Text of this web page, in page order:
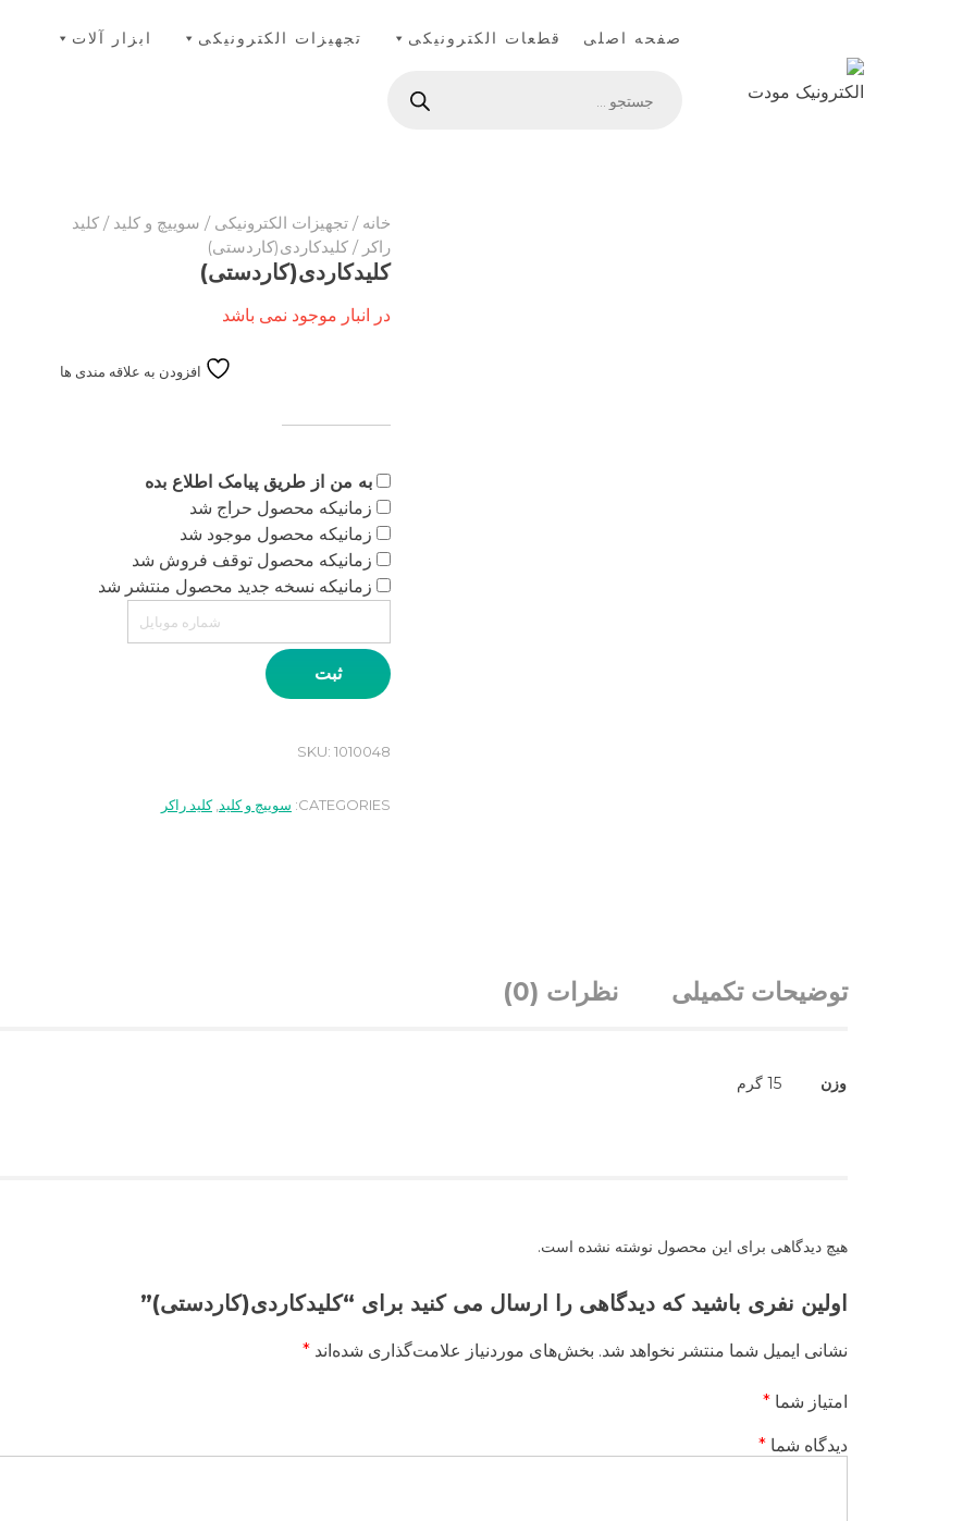
الکترونیک مودت
صفحه اصلی قطعات الکترونیکی تجهیزات الکترونیکی ابزار آلات
خانه / تجهیزات الکترونیکی / سوییچ و کلید / کلید
راکر / کلیدکاردی(کاردستی)
کلیدکاردی(کاردستی)
در انبار موجود نمی باشد
افزودن به علاقه مندی ها
به من از طریق پیامک اطلاع بده
زمانیکه محصول حراج شد
زمانیکه محصول موجود شد
زمانیکه محصول توقف فروش شد
زمانیکه نسخه جدید محصول منتشر شد
ثبت
SKU: 1010048
CATEGORIES: سوییچ و کلید ,کلید راکر
توضیحات تکمیلی نظرات (0)
وزن 15 گرم
هیچ دیدگاهی برای این محصول نوشته نشده است.
اولین نفری باشید که دیدگاهی را ارسال می کنید برای “کلیدکاردی(کاردستی)”
نشانی ایمیل شما منتشر نخواهد شد. بخش‌های موردنیاز علامت‌گذاری شده‌اند *
امتیاز شما *
دیدگاه شما *